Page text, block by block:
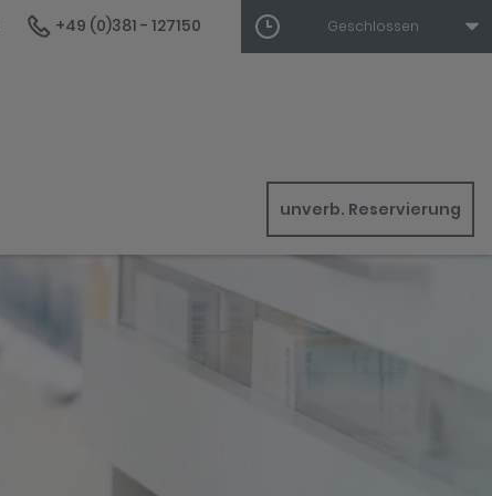
+49 (0)381 - 127150 Geschlossen
unverb. Reservierung